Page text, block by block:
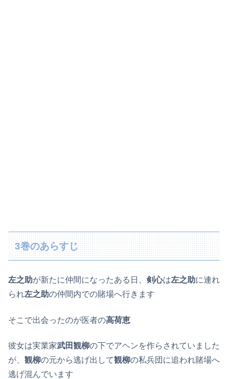
3巻のあらすじ
左之助が新たに仲間になったある日、 剣心は左之助に連れ
られ左之助の仲間内での賭場へ行きます
そこで出会ったのが医者の高荷恵
彼女は実業家武田観柳の下でアヘンを作らされていました
が、 観柳の元から逃げ出して観柳の私兵団に追われ賭場へ
逃げ混んでいます